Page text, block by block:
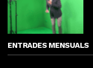
ENTRADES MENSUALS